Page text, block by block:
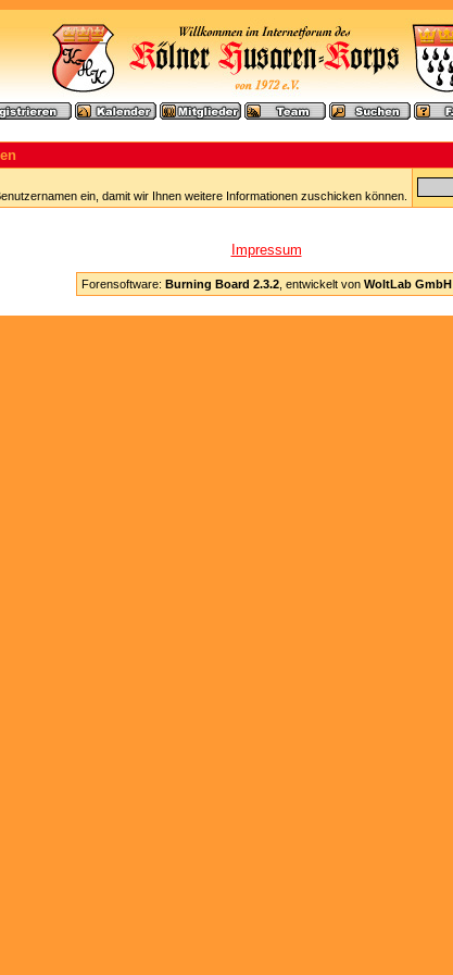
ein, damit wir Ihnen weitere Informationen zuschicken können.
Impressum
Forensoftware: Burning Board 2.3.2, entwickelt von WoltLab GmbH